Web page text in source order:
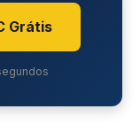
Grátis